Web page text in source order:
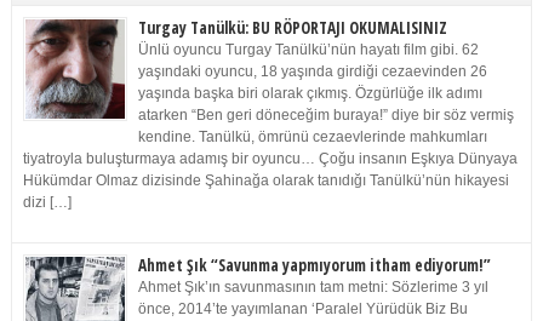
Turgay Tanülkü: BU RÖPORTAJI OKUMALISINIZ
Ünlü oyuncu Turgay Tanülkü’nün hayatı film gibi. 62
yaşındaki oyuncu, 18 yaşında girdiği cezaevinden 26
yaşında başka biri olarak çıkmış. Özgürlüğe ilk adımı
atarken “Ben geri döneceğim buraya!” diye bir söz vermiş
kendine. Tanülkü, ömrünü cezaevlerinde mahkumları
tiyatroyla buluşturmaya adamış bir oyuncu… Çoğu insanın Eşkıya Dünyaya
Hükümdar Olmaz dizisinde Şahinağa olarak tanıdığı Tanülkü’nün hikayesi
dizi […]
Ahmet Şık “Savunma yapmıyorum itham ediyorum!”
Ahmet Şık’ın savunmasının tam metni: Sözlerime 3 yıl
önce, 2014’te yayımlanan ‘Paralel Yürüdük Biz Bu